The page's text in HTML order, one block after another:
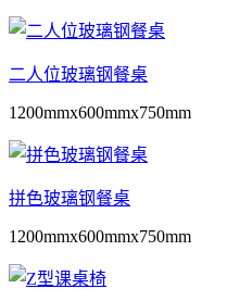
二人位玻璃钢餐桌
1200mmx600mmx750mm
拼色玻璃钢餐桌
1200mmx600mmx750mm